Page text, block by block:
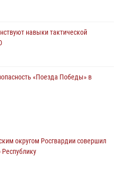
навыки тактической
«Поезда Победы» в
Росгвардии провели турнир по
Росгвардии встретились с
округом Росгвардии совершил